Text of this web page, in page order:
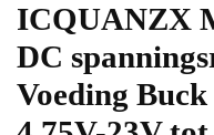
ICQUANZX
DC
Voeding